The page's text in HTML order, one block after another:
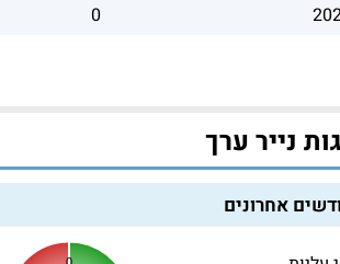
0
נייר ערך